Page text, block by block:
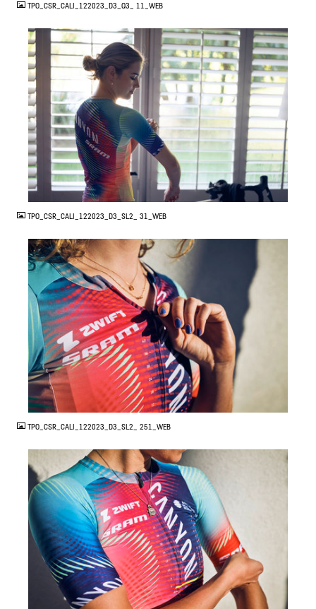
TPO_CSR_CALI_122023_D3_Q3_ 11_WEB
JPG
TPO_CSR_CALI_122023_D3_SL2_ 31_WEB
JPG
TPO_CSR_CALI_122023_D3_SL2_ 251_WEB